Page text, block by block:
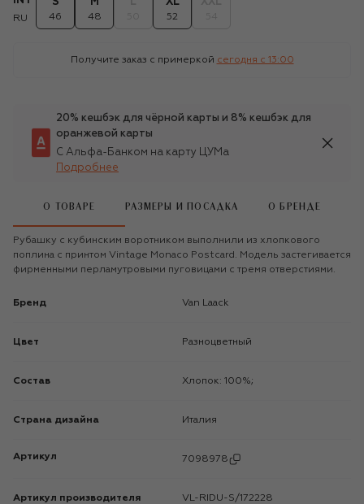
RU
S
46
M
48
XL
52
Получите заказ с примеркой сегодня c 13:00
20% кешбэк для чёрной карты и 8% кешбэк для
оранжевой карты
С Альфа-Банком на карту ЦУМа
Подробнее
О ТОВАРЕ РАЗМЕРЫ И ПОСАДКА О БРЕНДЕ
Рубашку с кубинским воротником выполнили из хлопкового
поплина с принтом Vintage Monaco Postcard. Модель застегивается
фирменными перламутровыми пуговицами с тремя отверстиями.
Бренд Van Laack
Цвет Разноцветный
Состав Хлопок: 100%;
Страна дизайна Италия
Артикул 7098978
Артикул производителя VL-RIDU-S/172228